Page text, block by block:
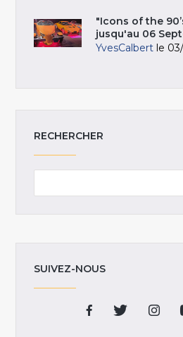
"Icons of the
jusqu'au 06
YvesCalbert le
RECHERCHER
SUIVEZ-NOUS